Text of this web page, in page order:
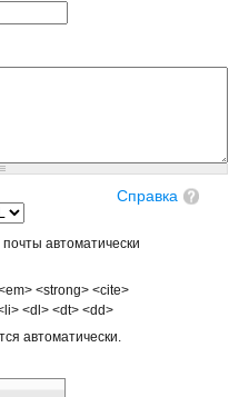
Справка
автоматически
<strong> <cite>
<dl> <dt> <dd>
автоматически.